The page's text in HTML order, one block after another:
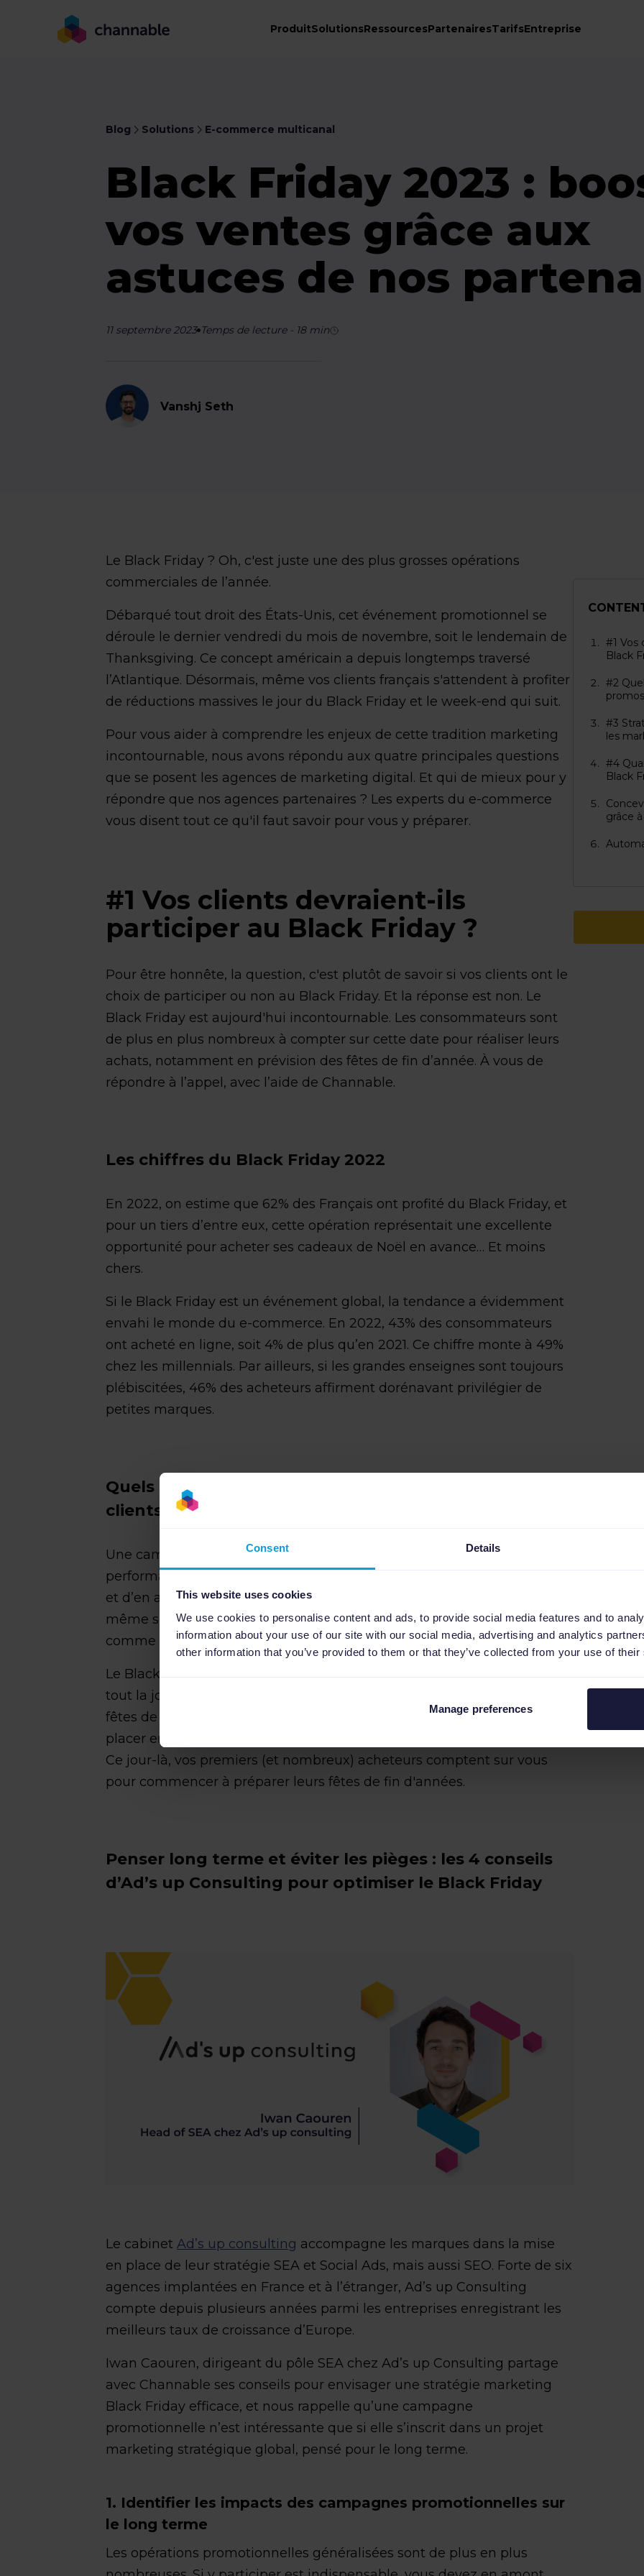
Consent Details
This website uses cookies
We use cookies to personalise content and ads, to provide social media features and to
information about your use of our site with our social media, advertising and analytics
other information that you’ve provided to them or that they’ve collected from your use of
Manage preferences
ProduitSolutionsRessourcesPartenairesTarifsEntreprise
Blog Solutions E-commerce multicanal
Black Friday 2023 :
vos ventes grâce aux
astuces de nos
11 septembre 2023 Temps de lecture- 18min
Vanshj Seth
Le Black Friday ? Oh, c'est juste une des plus grosses opérations
commerciales de l’année.
Débarqué tout droit des États-Unis, cet événement promotionnel se
déroule le dernier vendredi du mois de novembre, soit le lendemain de
Thanksgiving. Ce concept américain a depuis longtemps traversé
l’Atlantique. Désormais, même vos clients français s'attendent à profiter
de réductions massives le jour du Black Friday et le week-end qui suit.
Pour vous aider à comprendre les enjeux de cette tradition marketing
incontournable, nous avons répondu aux quatre principales questions
que se posent les agences de marketing digital. Et qui de mieux pour y
répondre que nos agences partenaires ? Les experts du e-commerce
vous disent tout ce qu'il faut savoir pour vous y préparer.
#1 Vos clients devraient-ils
participer au Black Friday ?
Pour être honnête, la question, c'est plutôt de savoir si vos clients ont le
choix de participer ou non au Black Friday. Et la réponse est non. Le
Black Friday est aujourd'hui incontournable. Les consommateurs sont
de plus en plus nombreux à compter sur cette date pour réaliser leurs
achats, notamment en prévision des fêtes de fin d’année. À vous de
répondre à l’appel, avec l’aide de Channable.
Les chiffres du Black Friday 2022
En 2022, on estime que 62% des Français ont profité du Black Friday, et
pour un tiers d’entre eux, cette opération représentait une excellente
opportunité pour acheter ses cadeaux de Noël en avance… Et moins
chers.
Si le Black Friday est un événement global, la tendance a évidemment
envahi le monde du e-commerce. En 2022, 43% des consommateurs
ont acheté en ligne, soit 4% de plus qu’en 2021. Ce chiffre monte à 49%
chez les millennials. Par ailleurs, si les grandes enseignes sont toujours
plébiscitées, 46% des acheteurs affirment dorénavant privilégier de
petites marques.
Quels sont les avantages du Black Friday pour vos
clients ?
Une campagne marketing réussie permet de booster ses
performances, plus de visibilité pour sa marque, de fédérer ses clients
et d’en attirer de nouveaux. Le Black Friday n’échappe pas à la règle,
même s’il ne s’agit pas d'une campagne promotionnelle (tout à fait)
comme les autres.
Le Black Friday n’est pas un événement commercial isolé. C’est avant
tout la journée promotionnelle qui lance le top départ de la période des
fêtes de fin d’année. Vous positionner sur cette journée, c’est vous
placer en pole position pour la course la plus importante de la saison.
Ce jour-là, vos premiers (et nombreux) acheteurs comptent sur vous
pour commencer à préparer leurs fêtes de fin d'années.
Penser long terme et éviter les pièges : les 4 conseils
d’Ad’s up Consulting pour optimiser le Black Friday
Le cabinetAd’s up consulting accompagne les marques dans la mise
en place de leur stratégie SEA et Social Ads, mais aussi SEO. Forte de six
agences implantées en France et à l’étranger, Ad’s up Consulting
compte depuis plusieurs années parmi les entreprises enregistrant les
meilleurs taux de croissance d’Europe.
Iwan Caouren, dirigeant du pôle SEA chez Ad’s up Consulting partage
avec Channable ses conseils pour envisager une stratégie marketing
Black Friday efficace, et nous rappelle qu’une campagne
promotionnelle n’est intéressante que si elle s’inscrit dans un projet
marketing stratégique global, pensé pour le long terme.
1. Identifier les impacts des campagnes promotionnelles sur
le long terme
Les opérations promotionnelles généralisées sont de plus en plus
#1 Vos
Black
#2
#3
les
#4
Black
grâce